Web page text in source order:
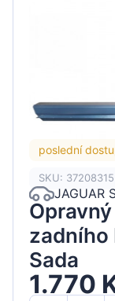
poslední
SKU:
JAGUAR
zadního
Sada
1.770